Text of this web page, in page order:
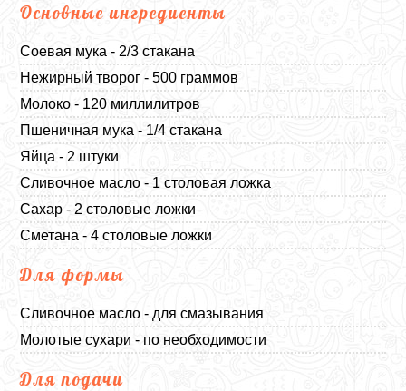
Основные ингредиенты
Соевая мука - 2/3 стакана
Нежирный творог - 500 граммов
Молоко - 120 миллилитров
Пшеничная мука - 1/4 стакана
Яйца - 2 штуки
Сливочное масло - 1 столовая ложка
Сахар - 2 столовые ложки
Сметана - 4 столовые ложки
Для формы
Сливочное масло - для смазывания
Молотые сухари - по необходимости
Для подачи